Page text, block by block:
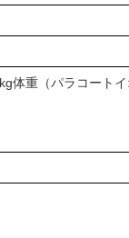
体重（パラコート